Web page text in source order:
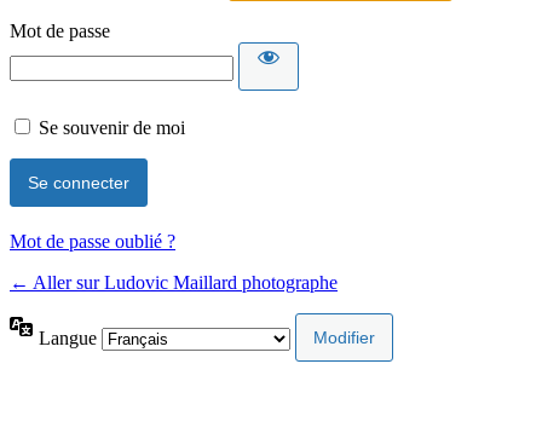
Mot de passe
Se souvenir de moi
Mot de passe oublié ?
← Aller sur Ludovic Maillard photographe
Langue